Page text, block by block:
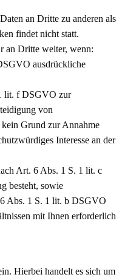
an Dritte zu anderen als
findet nicht statt.
an Dritte weiter, wenn:
ausdrückliche
lit. f DSGVO zur
von
Grund zur Annahme
Interesse an der
Art. 6 Abs. 1 S. 1 lit. c
besteht, sowie
Abs. 1 S. 1 lit. b DSGVO
mit Ihnen erforderlich
Hierbei handelt es sich um